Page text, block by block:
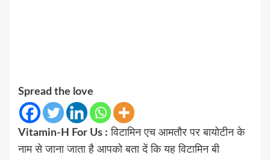
Spread the love
Vitamin-H For Us : विटामिन एच आमतौर पर बायोटीन के
नाम से जाना जाता है आपको बता दें कि यह विटामिन बी